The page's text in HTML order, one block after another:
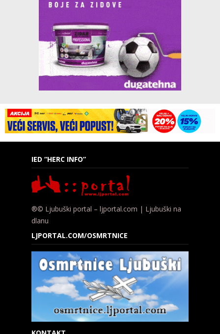
IED “HERC INFO”
®© Ljubuški portal – ljportal.com | Ljubuški na
dlanu
LJPORTAL.COM/OSMRTNICE